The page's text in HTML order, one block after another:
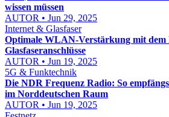
wissen müssen
AUTOR • Jun 29, 2025
Internet & Glasfaser
Optimale WLAN-Verstärkung mit
Glasfaseranschlüsse
AUTOR • Jun 19, 2025
5G & Funktechnik
Die NDR Frequenz Radio: So
im Norddeutschen Raum
AUTOR • Jun 19, 2025